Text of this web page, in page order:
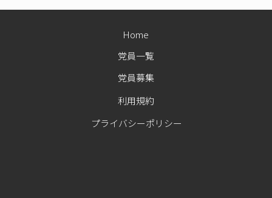
党員一覧
党員募集
利用規約
Home
プライバシーポリシー